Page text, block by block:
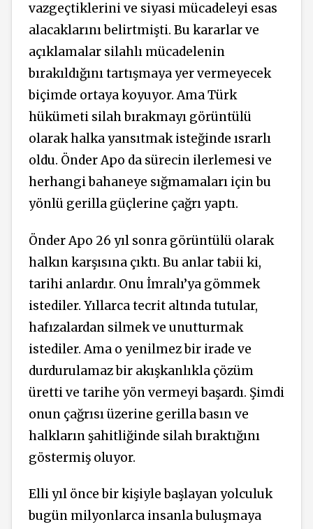
vazgeçtiklerini ve siyasi mücadeleyi esas
alacaklarını belirtmişti. Bu kararlar ve
açıklamalar silahlı mücadelenin
bırakıldığını tartışmaya yer vermeyecek
biçimde ortaya koyuyor. Ama Türk
hükümeti silah bırakmayı görüntülü
olarak halka yansıtmak isteğinde ısrarlı
oldu. Önder Apo da sürecin ilerlemesi ve
herhangi bahaneye sığmamaları için bu
yönlü gerilla güçlerine çağrı yaptı.
Önder Apo 26 yıl sonra görüntülü olarak
halkın karşısına çıktı. Bu anlar tabii ki,
tarihi anlardır. Onu İmralı’ya gömmek
istediler. Yıllarca tecrit altında tutular,
hafızalardan silmek ve unutturmak
istediler. Ama o yenilmez bir irade ve
durdurulamaz bir akışkanlıkla çözüm
üretti ve tarihe yön vermeyi başardı. Şimdi
onun çağrısı üzerine gerilla basın ve
halkların şahitliğinde silah bıraktığını
göstermiş oluyor.
Elli yıl önce bir kişiyle başlayan yolculuk
bugün milyonlarca insanla buluşmaya